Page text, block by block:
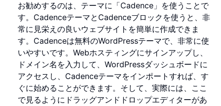
お勧めするのは、テーマに「Cadence」を使うことで
す。CadenceテーマとCadenceブロックを使うと、非
常に見栄えの良いウェブサイトを簡単に作成できま
す。Cadenceは無料のWordPressテーマで、非常に使
いやすいです。Webホスティングにサインアップし、
ドメイン名を入力して、WordPressダッシュボードに
アクセスし、Cadenceテーマをインポートすれば、す
ぐに始めることができます。そして、実際には、ここ
で見るようにドラッグアンドドロップエディターがあ